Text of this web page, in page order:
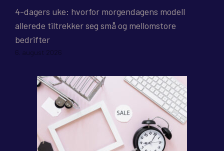
4-dagers uke: hvorfor morgendagens modell
allerede tiltrekker seg små og mellomstore
bedrifter
6. august 2026